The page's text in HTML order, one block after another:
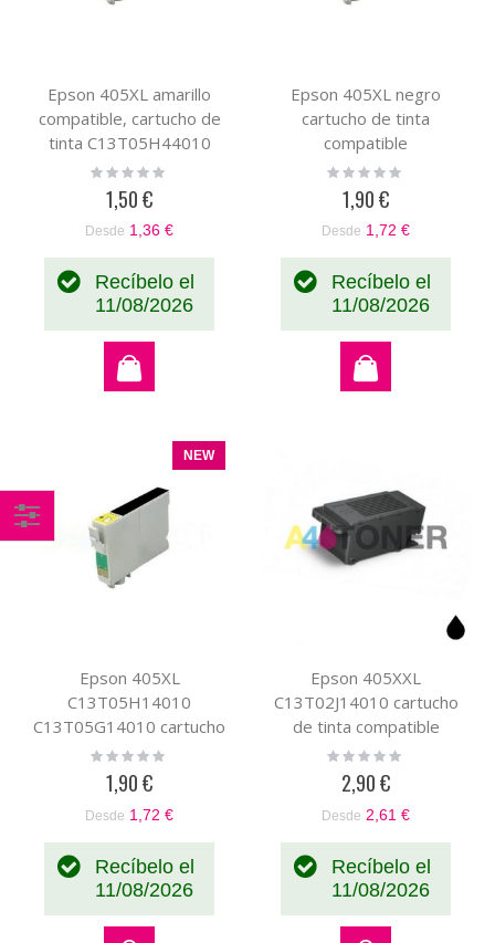
Epson 405XL amarillo
compatible, cartucho de
tinta C13T05H44010
Rating:
1,50 €
Desde 1,36 €
Recíbelo el
11/08/2026
Epson 405XL negro
cartucho de tinta
compatible
C13T05H14010
Rating:
1,90 €
Desde 1,72 €
Recíbelo el
11/08/2026
NEW
Epson 405XL
C13T05H14010
C13T05G14010 cartucho
de tinta compatible
pigmentada negro
Rating:
1,90 €
Desde 1,72 €
Recíbelo el
11/08/2026
Epson 405XXL
C13T02J14010 cartucho
de tinta compatible
negro
Rating:
2,90 €
Desde 2,61 €
Recíbelo el
11/08/2026
Comprar